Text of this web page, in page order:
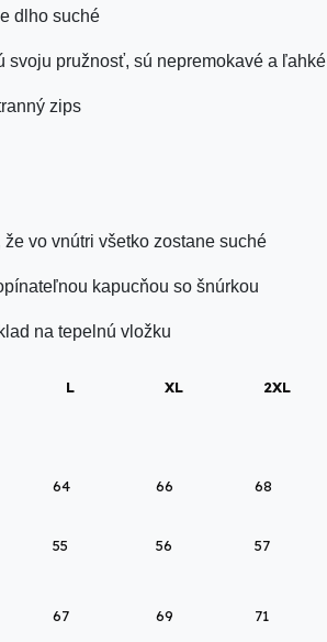
dlho suché
pružnosť, sú nepremokavé a ľahké
zips
vo vnútri všetko zostane suché
kapucňou so šnúrkou
na tepelnú vložku
L XL 2XL
64 66 68
55 56 57
67 69 71